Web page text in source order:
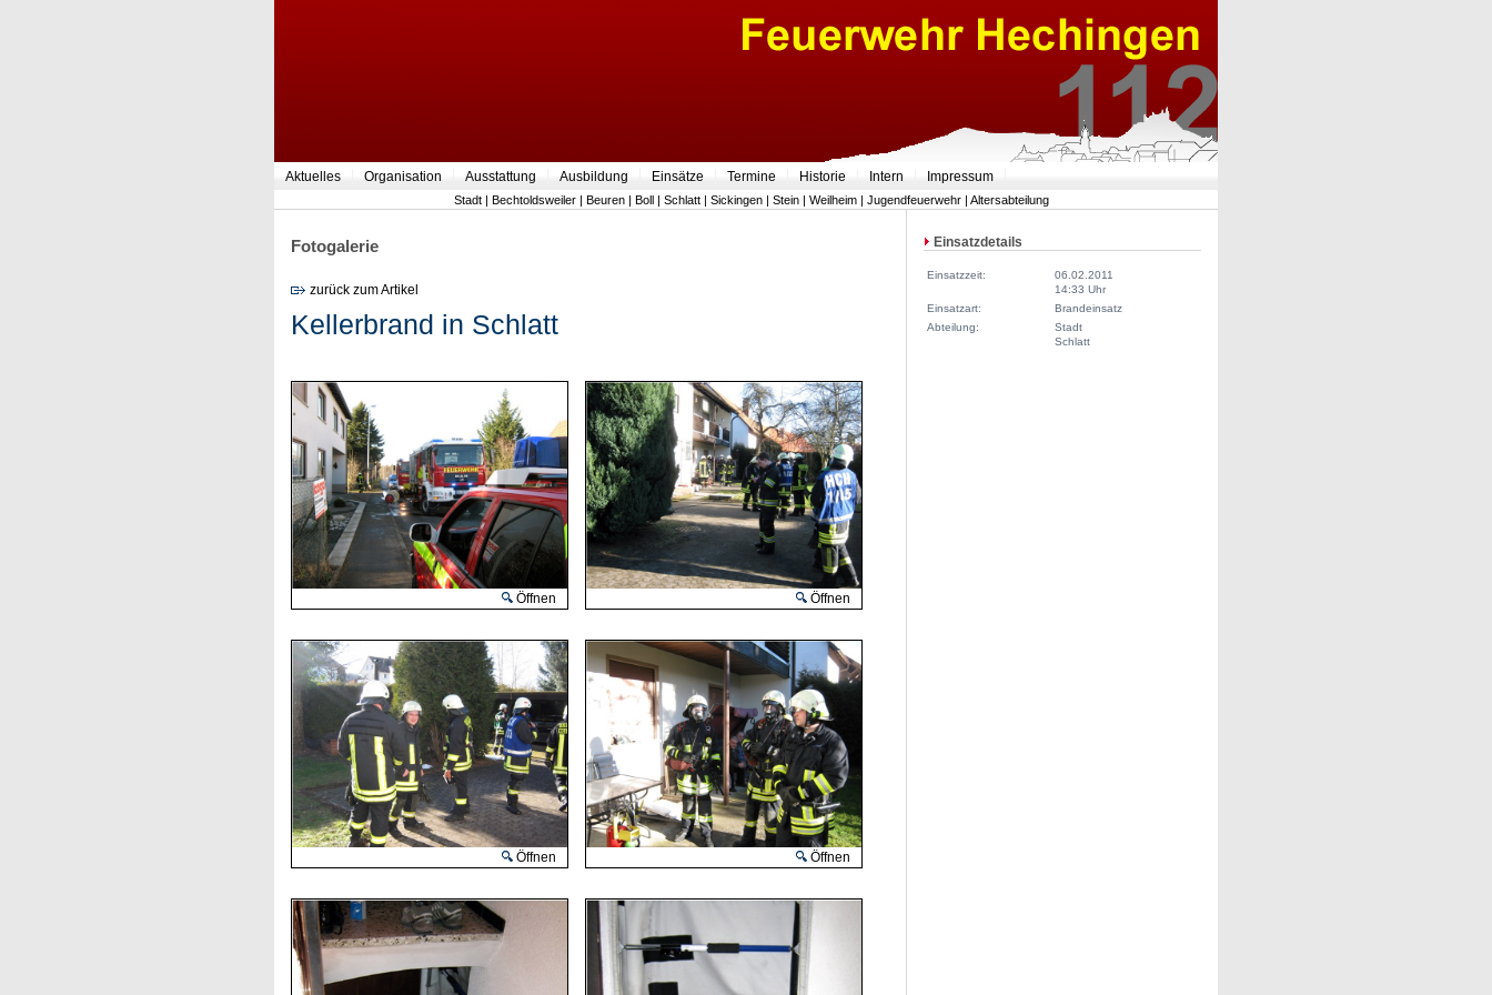
Aktuelles Organisation Ausstattung Ausbildung Einsätze Termine Historie Intern Impressum
Stadt | Bechtoldsweiler | Beuren | Boll | Schlatt | Sickingen | Stein | Weilheim | Jugendfeuerwehr | Altersabteilung
Fotogalerie
zurück zum Artikel
Kellerbrand in Schlatt
Öffnen Öffnen
Öffnen Öffnen
Einsatzdetails
Einsatzzeit:
06.02.2011
14:33 Uhr
Einsatzart:
Brandeinsatz
Abteilung:
Stadt
Schlatt